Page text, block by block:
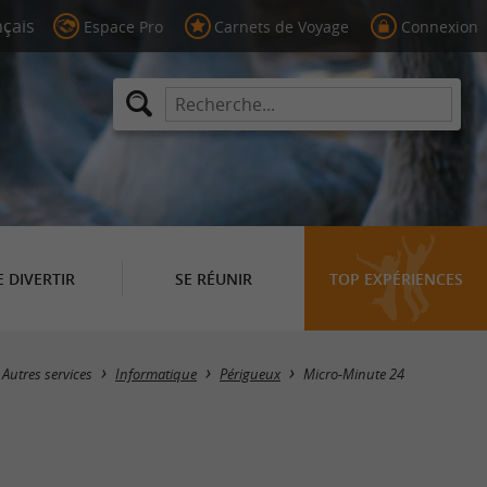
Espace Pro Carnets de Voyage Connexion
DIVERTIR SE RÉUNIR TOP EXPÉRIENCES
Autres services Informatique Périgueux Micro-Minute 24